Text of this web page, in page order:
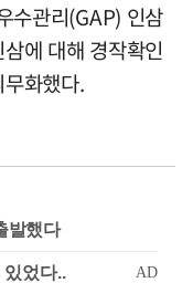
수관리(GAP) 인삼
에 대해 경작확인
화했다.
발했다